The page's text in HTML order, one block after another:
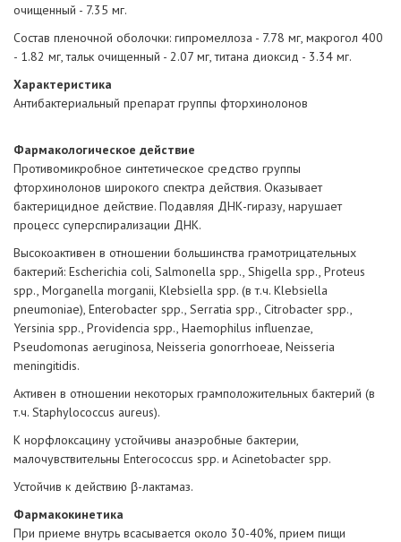
очищенный - 7.35 мг.
Состав пленочной оболочки: гипромеллоза - 7.78 мг, макрогол 400
- 1.82 мг, тальк очищенный - 2.07 мг, титана диоксид - 3.34 мг.
Характеристика
Антибактериальный препарат группы фторхинолонов
Фармакологическое действие
Противомикробное синтетическое средство группы
фторхинолонов широкого спектра действия. Оказывает
бактерицидное действие. Подавляя ДНК-гиразу, нарушает
процесс суперспирализации ДНК.
Высокоактивен в отношении большинства грамотрицательных
бактерий: Escherichia coli, Salmonella spp., Shigella spp., Proteus
spp., Morganella morganii, Klebsiella spp. (в т.ч. Klebsiella
pneumoniae), Enterobacter spp., Serratia spp., Citrobacter spp.,
Yersinia spp., Providencia spp., Haemophilus influenzae,
Pseudomonas aeruginosa, Neisseria gonorrhoeae, Neisseria
meningitidis.
Активен в отношении некоторых грамположительных бактерий (в
т.ч. Staphylococcus aureus).
К норфлоксацину устойчивы анаэробные бактерии,
малочувствительны Enterococcus spp. и Acinetobacter spp.
Устойчив к действию β-лактамаз.
Фармакокинетика
При приеме внутрь всасывается около 30-40%, прием пищи